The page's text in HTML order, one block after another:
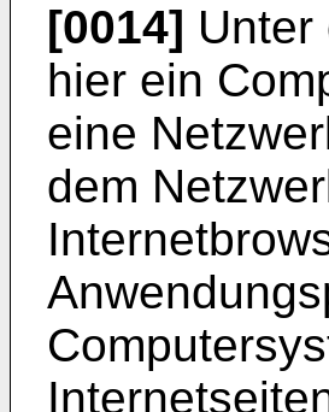
[0014] Unter
hier ein
eine
dem